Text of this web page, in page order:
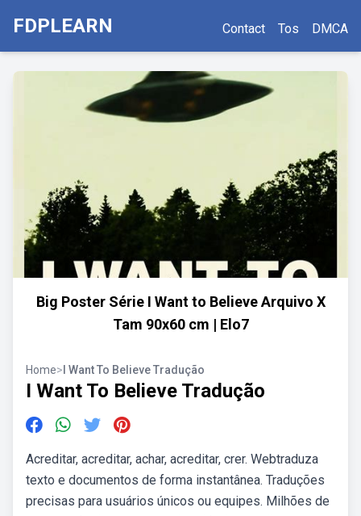
FDPLEARN Contact Tos DMCA
Big Poster Série I Want to Believe Arquivo X
Tam 90x60 cm | Elo7
Home> I Want To Believe Tradução
I Want To Believe Tradução
Acreditar, acreditar, achar, acreditar, crer. Webtraduza
texto e documentos de forma instantânea. Traduções
precisas para usuários únicos ou equipes. Milhões de